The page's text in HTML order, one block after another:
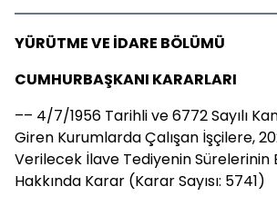
YÜRÜTME VE İDARE BÖLÜMÜ
CUMHURBAŞKANI KARARLARI
–– 4/7/1956 Tarihli ve 6772 Sayılı
Giren Kurumlarda Çalışan İşçilere,
Verilecek İlave Tediyenin Sürelerinin
Hakkında Karar (Karar Sayısı: 5741)